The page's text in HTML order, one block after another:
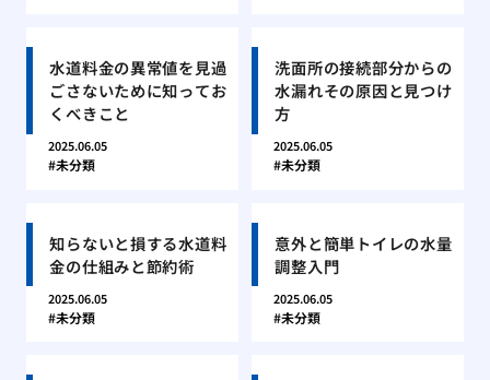
水道料金の異常値を見過
ごさないために知ってお
くべきこと
2025.06.05
未分類
洗面所の接続部分からの
水漏れその原因と見つけ
方
2025.06.05
未分類
知らないと損する水道料
金の仕組みと節約術
2025.06.05
未分類
意外と簡単トイレの水量
調整入門
2025.06.05
未分類